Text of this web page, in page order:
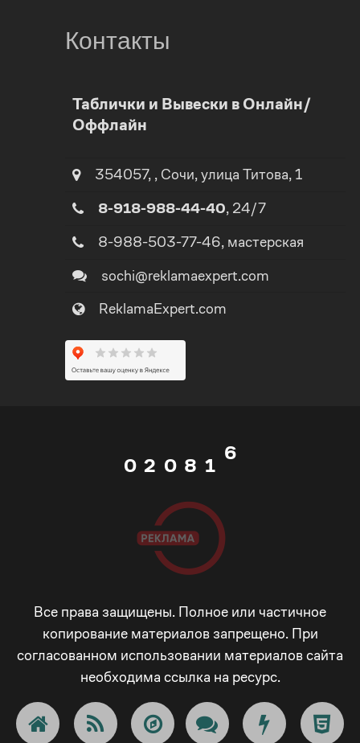
Контакты
Таблички и Вывески в Онлайн/
Оффлайн
354057, , Сочи, улица Титова, 1
8-918-988-44-40, 24/7
8-988-503-77-46, мастерская
sochi@reklamaexpert.com
ReklamaExpert.com
0
3
4
5
0
2
5
6
7
0
1
2
3
4
5
2
4
5
8
9
_
-
+
!
1
2
3
4
5
6
1
2
3
8
_
-
+
Все права защищены. Полное или частичное
копирование материалов запрещено. При
согласованном использовании материалов сайта
необходима ссылка на ресурс.